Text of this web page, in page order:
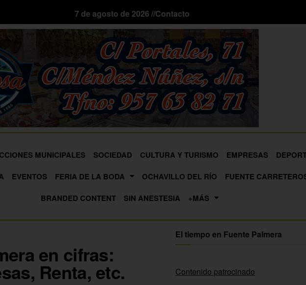
7 de agosto de 2026 //Contacto
MUNICIPALES SOCIEDAD CULTURA Y TURISMO EMPRESAS
EVENTOS FERIA DE LA BODA OCHAVILLO DEL RÍO
FUENTE
BRANDED CONTENT
SIN ANESTESIA +MÁS
en cifras:
Renta, etc.
El tiempo en Fuente Palmera
Contenido patrocinado